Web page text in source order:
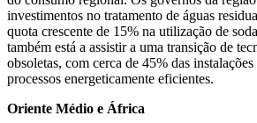
investimentos no tratamento de águas
quota crescente de 15% na utilização de
também está a assistir a uma transição de
obsoletas, com cerca de 45% das
processos energeticamente eficientes.
Oriente Médio e África